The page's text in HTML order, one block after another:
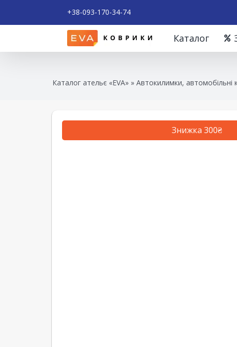
+38-093-170-34-74
Каталог
Каталог ательє «EVA» » Автокилимки,
Знижка 300₴